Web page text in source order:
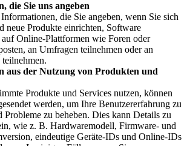
die Sie uns angeben
die Sie angeben, wenn Sie sich
neue Produkte einrichten, Software
auf Online-Plattformen wie Foren oder
an Umfragen teilnehmen oder an
aus der Nutzung von Produkten und
Produkte und Services nutzen, können
werden, um Ihre Benutzererfahrung zu
Probleme zu beheben. Dies kann Details zu
wie z. B. Hardwaremodell, Firmware- und
eindeutige Geräte-IDs und Online-IDs